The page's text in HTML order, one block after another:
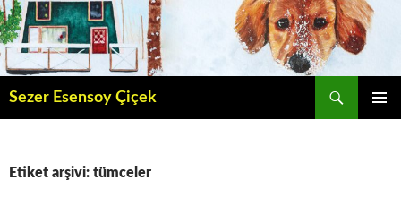
İçeriğe
atla
Sezer Esensoy Çiçek
Etiket arşivi: tümceler